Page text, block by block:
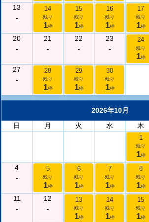
13
-
14
残り
1枠
15
残り
1枠
16
残り
1枠
17
残り
1枠
20
-
21
-
22
-
23
-
24
残り
1枠
27
-
28
残り
1枠
29
残り
1枠
30
残り
1枠
2026年10月
日
月 火 水 木
1
残り
1枠
4
-
5
残り
1枠
6
残り
1枠
7
残り
1枠
8
残り
1枠
11
-
12
-
13
残り
1枠
14
残り
1枠
15
残り
1枠